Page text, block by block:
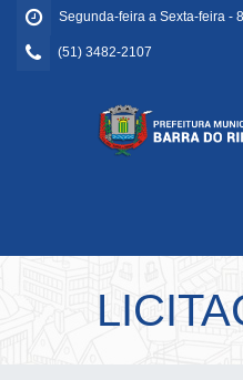
Segunda-feira a Sexta-feira -
(51) 3482-2107